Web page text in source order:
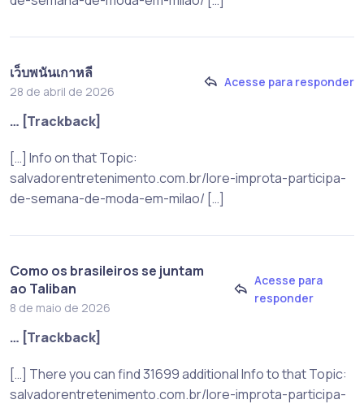
เว็บพนันเกาหลี
28 de abril de 2026
Acesse para responder
… [Trackback]
[…] Info on that Topic:
salvadorentretenimento.com.br/lore-improta-participa-
de-semana-de-moda-em-milao/ […]
Como os brasileiros se juntam
ao Taliban
8 de maio de 2026
Acesse para
responder
… [Trackback]
[…] There you can find 31699 additional Info to that Topic:
salvadorentretenimento.com.br/lore-improta-participa-